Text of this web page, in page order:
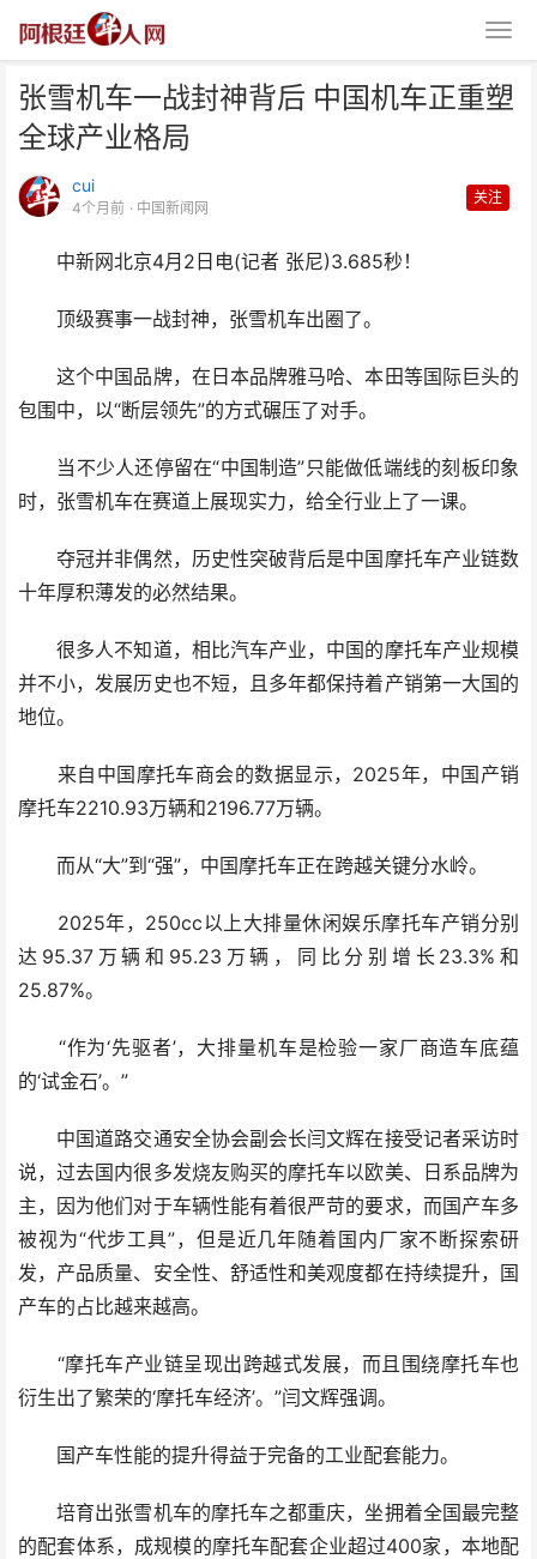
张雪机车一战封神背后 中国机车正重塑
全球产业格局
cui
4个月前 · 中国新闻网
关注
中新网北京4月2日电(记者 张尼)3.685秒！
顶级赛事一战封神，张雪机车出圈了。
这个中国品牌，在日本品牌雅马哈、本田等国际巨头的
包围中，以“断层领先”的方式碾压了对手。
当不少人还停留在“中国制造”只能做低端线的刻板印象
时，张雪机车在赛道上展现实力，给全行业上了一课。
夺冠并非偶然，历史性突破背后是中国摩托车产业链数
十年厚积薄发的必然结果。
很多人不知道，相比汽车产业，中国的摩托车产业规模
并不小，发展历史也不短，且多年都保持着产销第一大国的
地位。
来自中国摩托车商会的数据显示，2025年，中国产销
摩托车2210.93万辆和2196.77万辆。
而从“大”到“强”，中国摩托车正在跨越关键分水岭。
2025年，250cc以上大排量休闲娱乐摩托车产销分别
达95.37万辆和95.23万辆，同比分别增长23.3%和
25.87%。
“作为‘先驱者’，大排量机车是检验一家厂商造车底蕴
的‘试金石’。”
中国道路交通安全协会副会长闫文辉在接受记者采访时
说，过去国内很多发烧友购买的摩托车以欧美、日系品牌为
主，因为他们对于车辆性能有着很严苛的要求，而国产车多
被视为“代步工具”，但是近几年随着国内厂家不断探索研
发，产品质量、安全性、舒适性和美观度都在持续提升，国
产车的占比越来越高。
“摩托车产业链呈现出跨越式发展，而且围绕摩托车也
衍生出了繁荣的‘摩托车经济’。”闫文辉强调。
国产车性能的提升得益于完备的工业配套能力。
培育出张雪机车的摩托车之都重庆，坐拥着全国最完整
的配套体系，成规模的摩托车配套企业超过400家，本地配
张雪机车一战封神背后 中国机车
正重塑全球产业格局